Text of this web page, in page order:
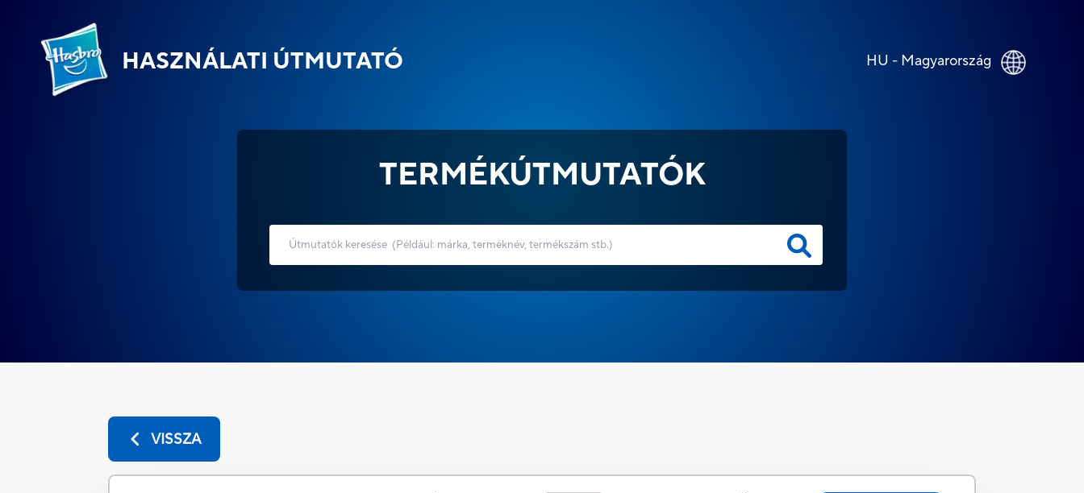
HASZNÁLATI ÚTMUTATÓ HU - Magyarország
TERMÉKÚTMUTATÓK
VISSZA